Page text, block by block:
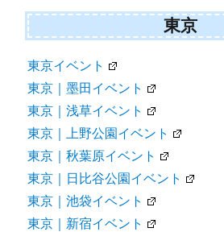
東京
東京イベント
東京｜墨田イベント
東京｜浅草イベント
東京｜上野公園イベント
東京｜秋葉原イベント
東京｜日比谷公園イベント
東京｜池袋イベント
東京｜新宿イベント